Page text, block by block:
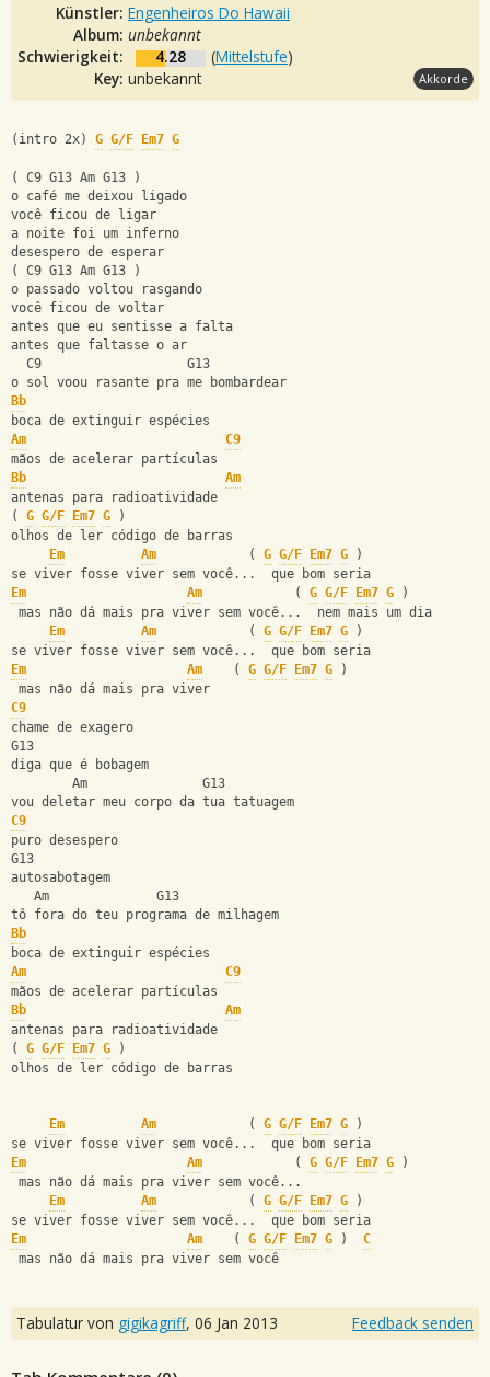
Künstler: Engenheiros Do Hawaii
Album: unbekannt
Schwierigkeit:
4.28 (Mittelstufe)
Key: unbekannt Akkorde
(intro 2x) G G/F Em7 G
( C9 G13 Am G13 )
o café me deixou ligado
você ficou de ligar
a noite foi um inferno
desespero de esperar
( C9 G13 Am G13 )
o passado voltou rasgando
você ficou de voltar
antes que eu sentisse a falta
antes que faltasse o ar
  C9                   G13
o sol voou rasante pra me bombardear
Bb
boca de extinguir espécies
Am
C9
mãos de acelerar partículas
Bb
Am
antenas para radioatividade
( G G/F Em7 G )
olhos de ler código de barras
Em
Am
            (
G G/F Em7 G )
se viver fosse viver sem você...  que bom seria
Em
Am
            (
G G/F Em7 G )
mas não dá mais pra viver sem você...  nem mais um dia
Em
Am
            (
G G/F Em7 G )
se viver fosse viver sem você...  que bom seria
Em
Am
    (
G G/F Em7 G )
mas não dá mais pra viver
C9
chame de exagero
G13
diga que é bobagem
        Am               G13
vou deletar meu corpo da tua tatuagem
C9
puro desespero
G13
autosabotagem
   Am              G13
tô fora do teu programa de milhagem
Bb
boca de extinguir espécies
Am
C9
mãos de acelerar partículas
Bb
Am
antenas para radioatividade
( G G/F Em7 G )
olhos de ler código de barras
Em Am
            (
G G/F Em7 G )
se viver fosse viver sem você...  que bom seria
Em
Am
            (
G G/F Em7 G )
mas não dá mais pra viver sem você...
Em
Am
            (
G G/F Em7 G )
se viver fosse viver sem você...  que bom seria
Em
Am
    (
G G/F Em7 G ) C
mas não dá mais pra viver sem você
Tabulatur von gigikagriff, 06 Jan 2013 Feedback senden